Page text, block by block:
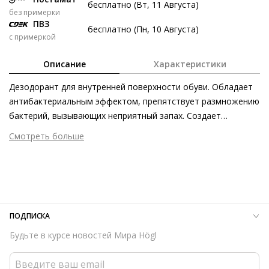
8 авг
285 ₽
285 ₽
285 ₽
285 ₽
Долями
Разделите стоимость покупки
списывать каждые две недели
285 ₽ сейчас
без примерки
бесплатно (Вт, 11 Августа)
ПВЗ
с примеркой
бесплатно (Пн, 10 Августа)
Описание Характеристики
Дезодорант для внутренней поверхности обуви. Обладает
антибактериальным эффектом, препятствует размножению
бактерий, вызывающих неприятный запах. Создает
свежесть на весь день и способствует благоприятному
климату внутри обуви. Компактный флакон можно легко
Смотреть больше
ПОДПИСКА
Будьте в курсе новостей Мира Högl